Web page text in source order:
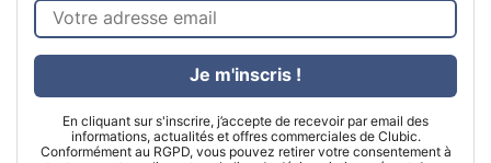
En cliquant sur s'inscrire, j’accepte de recevoir par email des
informations, actualités et offres commerciales de Clubic.
Conformément au RGPD, vous pouvez retirer votre consentement à
Je m'inscris !